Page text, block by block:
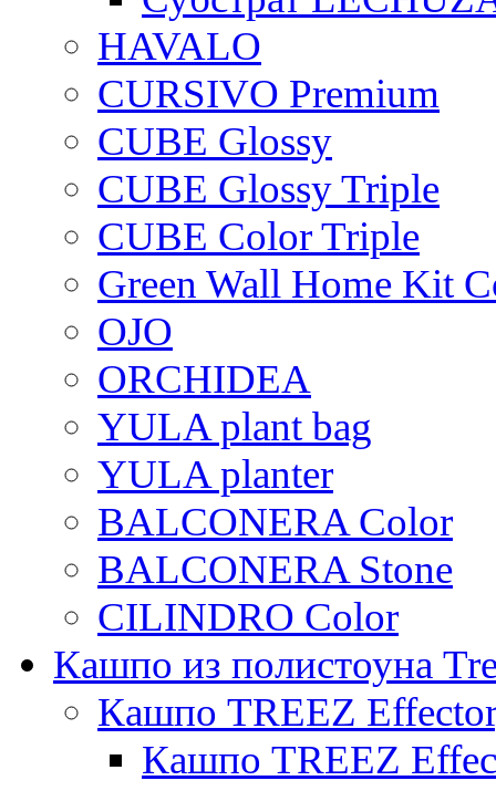
HAVALO
CURSIVO Premium
CUBE Glossy
CUBE Glossy Triple
CUBE Color Triple
Green Wall Home Kit
OJO
ORCHIDEA
YULA plant bag
YULA planter
BALCONERA Color
BALCONERA Stone
CILINDRO Color
Кашпо из полистоуна
Кашпо TREEZ
Кашпо TREEZ